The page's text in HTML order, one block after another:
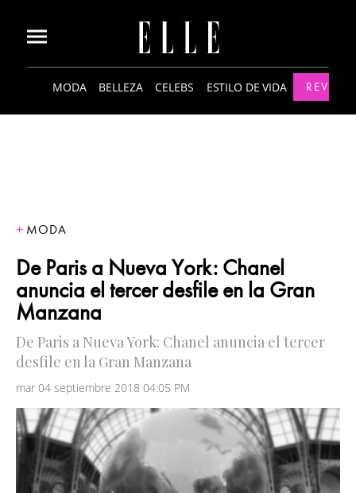
MODA BELLEZA CELEBS ESTILO DE VIDA
MODA
De Paris a Nueva York: Chanel
anuncia el tercer desfile en la Gran
Manzana
De Paris a Nueva York: Chanel anuncia el tercer
desfile en la Gran Manzana
mar 04 septiembre 2018 04:05 PM